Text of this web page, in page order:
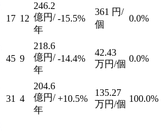
17 12
246.2
億円/
年
-15.5%
361 円/
個
0.0%
45 9
218.6
億円/
年
-14.4%
42.43
万円/個
0.0%
31 4
204.6
億円/
年
+10.5%
135.27
万円/個
100.0%